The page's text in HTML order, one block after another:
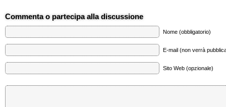
Commenta o partecipa alla discussione
Nome (obbligatorio)
E-mail (non verrà
Sito Web (opzionale)